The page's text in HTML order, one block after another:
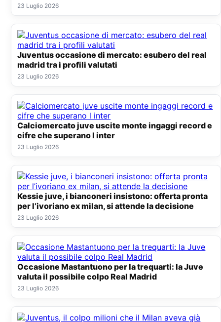
23 Luglio 2026
Juventus occasione di mercato: esubero del real
madrid tra i profili valutati
23 Luglio 2026
Calciomercato juve uscite monte ingaggi record e
cifre che superano l inter
23 Luglio 2026
Kessie juve, i bianconeri insistono: offerta pronta
per l’ivoriano ex milan, si attende la decisione
23 Luglio 2026
Occasione Mastantuono per la trequarti: la Juve
valuta il possibile colpo Real Madrid
23 Luglio 2026